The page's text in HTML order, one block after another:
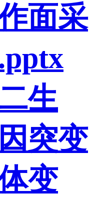
面采
生
突变
变